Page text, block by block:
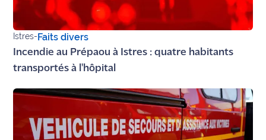
Mention
Conditions
générales
site maritima.fr
Archives
Istres-Faits divers
Incendie au Prépaou à Istres : quatre habitants
transportés à l'hôpital